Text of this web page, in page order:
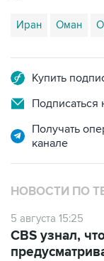
Иран Оман
Купить
Подписаться
Получать
канале
НОВОСТИ ПО
5 августа 15:25
CBS узнал,